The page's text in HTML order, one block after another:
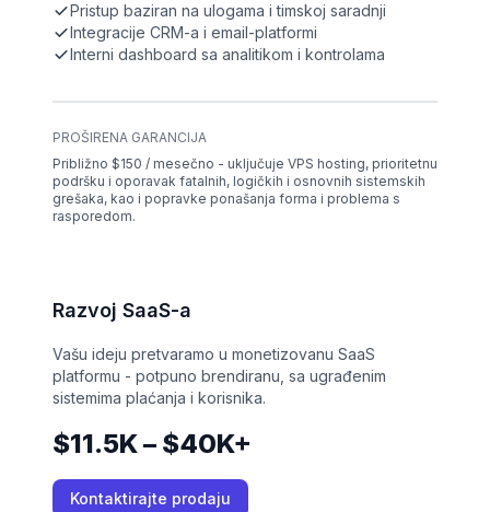
Pristup baziran na ulogama i timskoj saradnji
Integracije CRM-a i email-platformi
Interni dashboard sa analitikom i kontrolama
PROŠIRENA GARANCIJA
Približno $150 / mesečno - uključuje VPS hosting, prioritetnu
podršku i oporavak fatalnih, logičkih i osnovnih sistemskih
grešaka, kao i popravke ponašanja forma i problema s
rasporedom.
Razvoj SaaS-a
Vašu ideju pretvaramo u monetizovanu SaaS
platformu - potpuno brendiranu, sa ugrađenim
sistemima plaćanja i korisnika.
$11.5K – $40K+
Kontaktirajte prodaju